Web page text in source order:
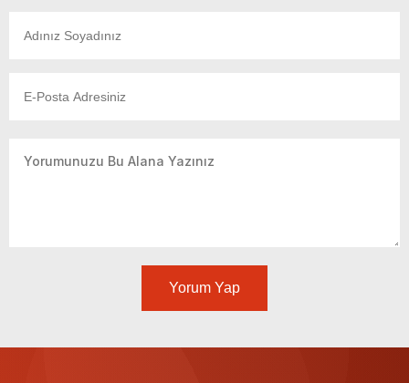
Yorum Yap